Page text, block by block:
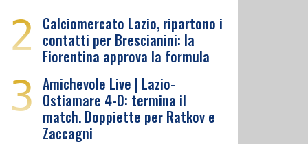
2 Calciomercato Lazio, ripartono i
contatti per Brescianini: la
Fiorentina approva la formula
3 Amichevole Live | Lazio-
Ostiamare 4-0: termina il
match. Doppiette per Ratkov e
Zaccagni